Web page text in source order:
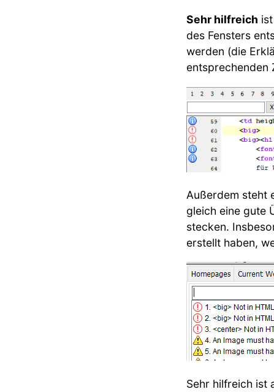
Sehr hilfreich
des Fensters
werden (die
entsprechenden
Außerdem steht
gleich eine gute
stecken.
erstellt haben,
Sehr hilfreich ist